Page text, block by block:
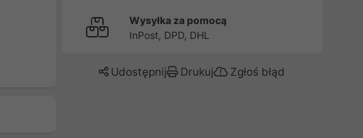
Wysyłka za pomocą
InPost, DPD, DHL
Udostępnij Drukuj Zgłoś błąd